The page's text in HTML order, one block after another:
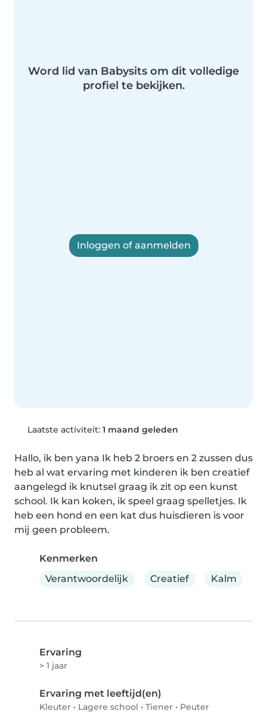
Word lid van Babysits om dit volledige
profiel te bekijken.
Inloggen of aanmelden
Laatste activiteit: 1 maand geleden
Hallo, ik ben yana Ik heb 2 broers en 2 zussen dus
heb al wat ervaring met kinderen ik ben creatief
aangelegd ik knutsel graag ik zit op een kunst
school. Ik kan koken, ik speel graag spelletjes. Ik
heb een hond en een kat dus huisdieren is voor
mij geen probleem.
Kenmerken
Verantwoordelijk
Creatief Kalm
Ervaring
> 1 jaar
Ervaring met leeftijd(en)
Kleuter • Lagere school • Tiener • Peuter